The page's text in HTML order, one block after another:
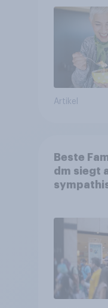
Artikel
Beste
dm siegt